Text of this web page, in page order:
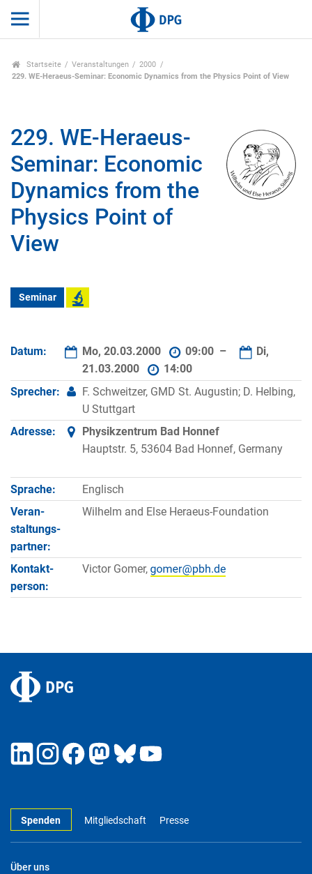
Startseite Veranstaltungen
2000
229. WE-Heraeus-Seminar: Economic Dynamics from the Physics Point of View
229. WE-Heraeus-
Seminar: Economic
Dynamics from the
Physics Point of
View
Seminar
Datum: Mo, 20.03.2000 09:00 –
Di,
21.03.2000
14:00
Sprecher:
F. Schweitzer, GMD St. Augustin; D. Helbing,
U Stuttgart
Adresse:
Physikzentrum Bad Honnef
Hauptstr. 5, 53604 Bad Honnef, Germany
Sprache:
Englisch
Veran­
staltungs­
partner:
Wilhelm and Else Heraeus-Foundation
Kontakt­
person:
Victor Gomer,
Spenden Mitgliedschaft Presse
Über uns